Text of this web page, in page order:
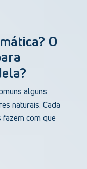
O
alguns
naturais. Cada
fazem com que